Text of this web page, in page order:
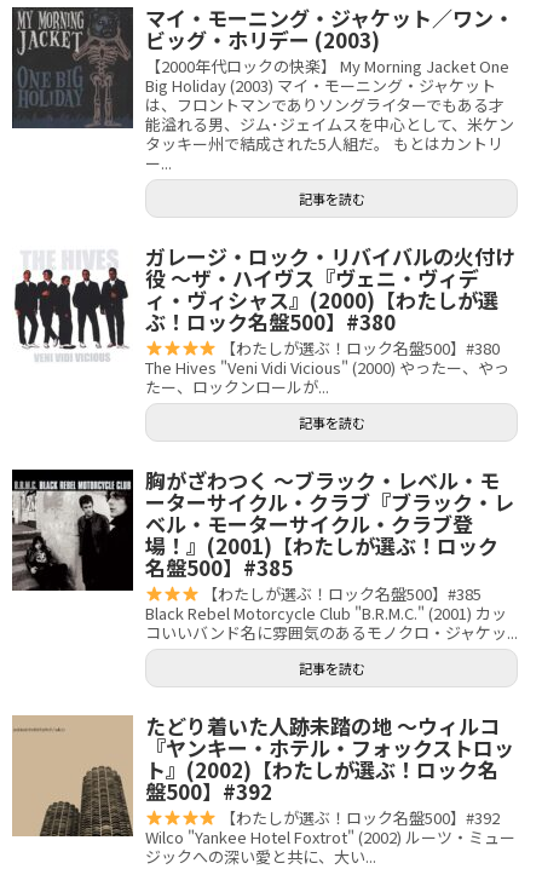
マイ・モーニング・ジャケット／ワン・
ビッグ・ホリデー (2003)
【2000年代ロックの快楽】 My Morning Jacket One
Big Holiday (2003) マイ・モーニング・ジャケット
は、フロントマンでありソングライターでもある才
能溢れる男、ジム･ジェイムスを中心として、米ケン
タッキー州で結成された5人組だ。 もとはカントリ
ー...
記事を読む
ガレージ・ロック・リバイバルの火付け
役 〜ザ・ハイヴス『ヴェニ・ヴィデ
ィ・ヴィシャス』(2000)【わたしが選
ぶ！ロック名盤500】#380
【わたしが選ぶ！ロック名盤500】#380
The Hives "Veni Vidi Vicious" (2000) やったー、やっ
たー、ロックンロールが...
記事を読む
胸がざわつく 〜ブラック・レベル・モ
ーターサイクル・クラブ『ブラック・レ
ベル・モーターサイクル・クラブ登
場！』(2001)【わたしが選ぶ！ロック
名盤500】#385
【わたしが選ぶ！ロック名盤500】#385
Black Rebel Motorcycle Club "B.R.M.C." (2001) カッ
コいいバンド名に雰囲気のあるモノクロ・ジャケッ...
記事を読む
たどり着いた人跡未踏の地 〜ウィルコ
『ヤンキー・ホテル・フォックストロッ
ト』(2002)【わたしが選ぶ！ロック名
盤500】#392
【わたしが選ぶ！ロック名盤500】#392
Wilco "Yankee Hotel Foxtrot" (2002) ルーツ・ミュー
ジックへの深い愛と共に、大い...